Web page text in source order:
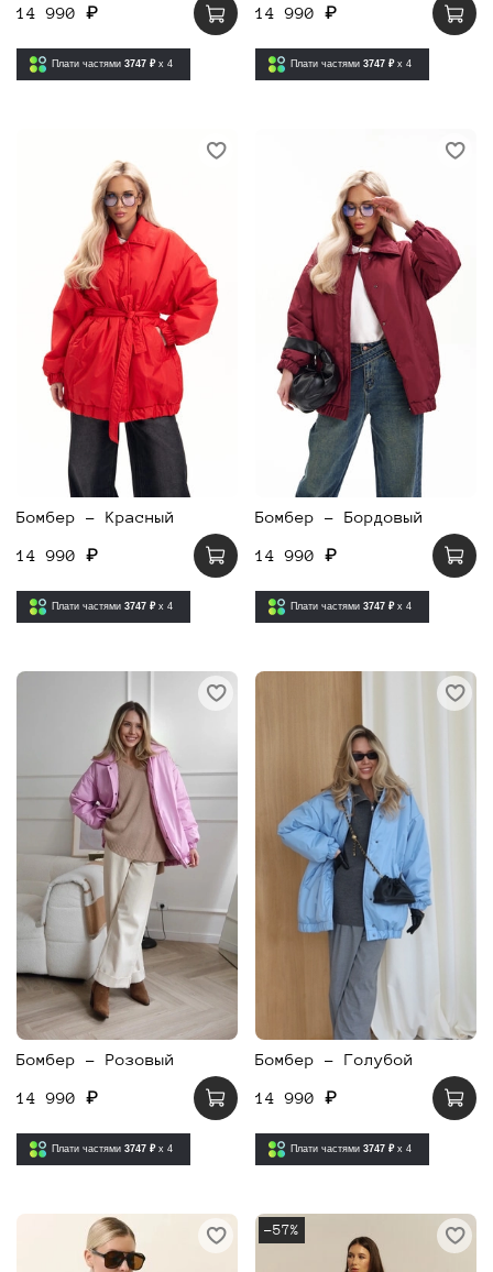
14 990 ₽
Плати частями 3747 ₽ x 4
14 990 ₽
Плати частями 3747 ₽ x 4
Бомбер - Красный
14 990 ₽
Плати частями 3747 ₽ x 4
Бомбер - Бордовый
14 990 ₽
Плати частями 3747 ₽ x 4
Бомбер - Розовый
14 990 ₽
Плати частями 3747 ₽ x 4
Бомбер - Голубой
14 990 ₽
Плати частями 3747 ₽ x 4
-57%